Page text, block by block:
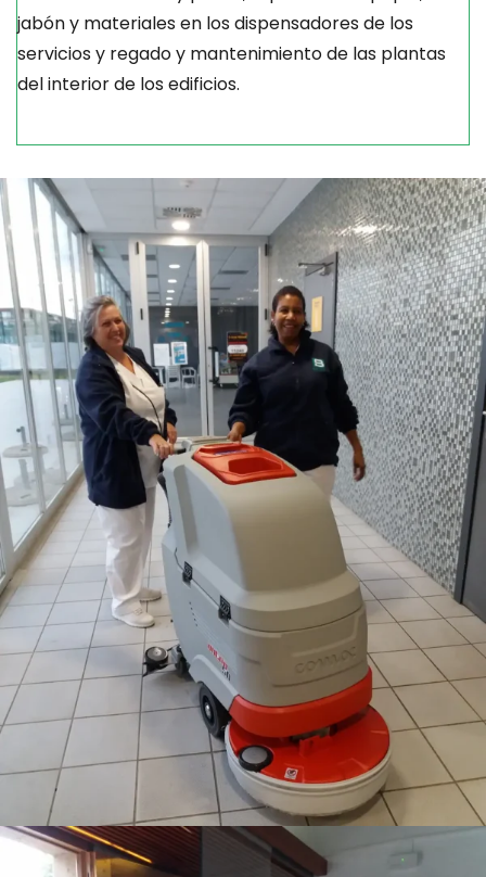
jabón y materiales en los dispensadores de los
servicios y regado y mantenimiento de las plantas
del interior de los edificios.